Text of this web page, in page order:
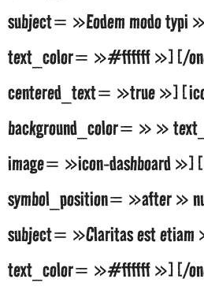
subject= »Eodem modo
text_color= »#ffffff »][/
centered_text= »true
background_color= » »
image= »icon-dashboard
symbol_position= »after »
subject= »Claritas est
text_color= »#ffffff »][/